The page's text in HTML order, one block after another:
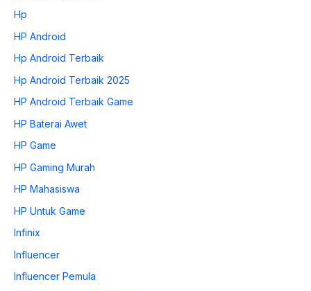
Hp
HP Android
Hp Android Terbaik
Hp Android Terbaik 2025
HP Android Terbaik Game
HP Baterai Awet
HP Game
HP Gaming Murah
HP Mahasiswa
HP Untuk Game
Infinix
Influencer
Influencer Pemula